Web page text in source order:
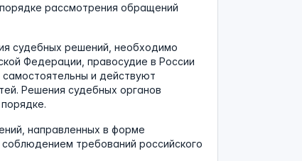
рассмотрения обращений
судебных решений, необходимо
Федерации, правосудие в России
и действуют
Решения судебных органов
направленных в форме
требований российского